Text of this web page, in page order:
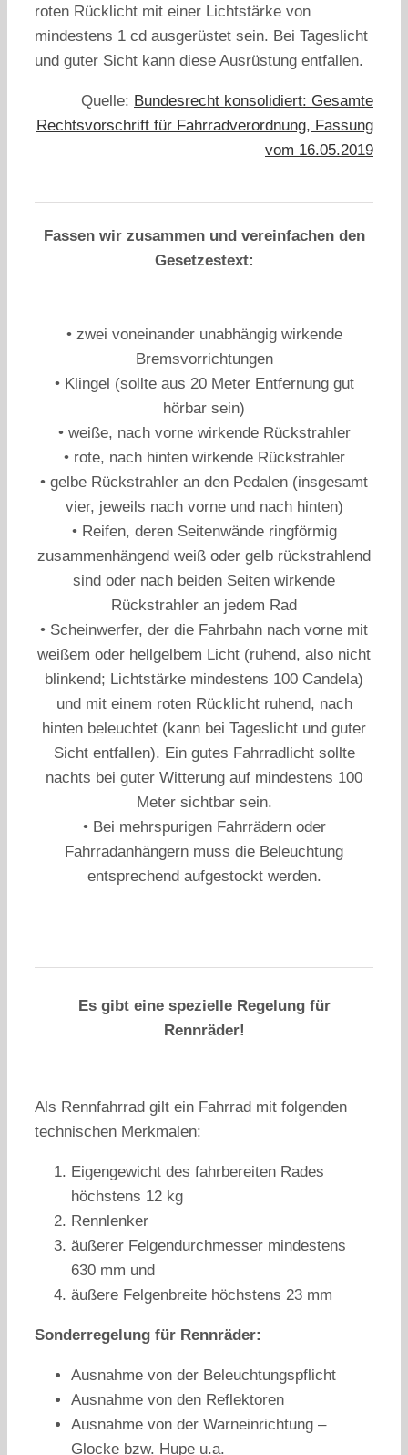
roten Rücklicht mit einer Lichtstärke von
mindestens 1 cd ausgerüstet sein. Bei Tageslicht
und guter Sicht kann diese Ausrüstung entfallen.
Quelle: Bundesrecht konsolidiert: Gesamte
Rechtsvorschrift für Fahrradverordnung, Fassung
vom 16.05.2019
Fassen wir zusammen und vereinfachen den
Gesetzestext:
• zwei voneinander unabhängig wirkende
Bremsvorrichtungen
• Klingel (sollte aus 20 Meter Entfernung gut
hörbar sein)
• weiße, nach vorne wirkende Rückstrahler
• rote, nach hinten wirkende Rückstrahler
• gelbe Rückstrahler an den Pedalen (insgesamt
vier, jeweils nach vorne und nach hinten)
• Reifen, deren Seitenwände ringförmig
zusammenhängend weiß oder gelb rückstrahlend
sind oder nach beiden Seiten wirkende
Rückstrahler an jedem Rad
• Scheinwerfer, der die Fahrbahn nach vorne mit
weißem oder hellgelbem Licht (ruhend, also nicht
blinkend; Lichtstärke mindestens 100 Candela)
und mit einem roten Rücklicht ruhend, nach
hinten beleuchtet (kann bei Tageslicht und guter
Sicht entfallen). Ein gutes Fahrradlicht sollte
nachts bei guter Witterung auf mindestens 100
Meter sichtbar sein.
• Bei mehrspurigen Fahrrädern oder
Fahrradanhängern muss die Beleuchtung
entsprechend aufgestockt werden.
Es gibt eine spezielle Regelung für
Rennräder!
Als Rennfahrrad gilt ein Fahrrad mit folgenden
technischen Merkmalen:
Eigengewicht des fahrbereiten Rades
höchstens 12 kg
Rennlenker
äußerer Felgendurchmesser mindestens
630 mm und
äußere Felgenbreite höchstens 23 mm
Sonderregelung für Rennräder:
Ausnahme von der Beleuchtungspflicht
Ausnahme von den Reflektoren
Ausnahme von der Warneinrichtung –
Glocke bzw. Hupe u.a.